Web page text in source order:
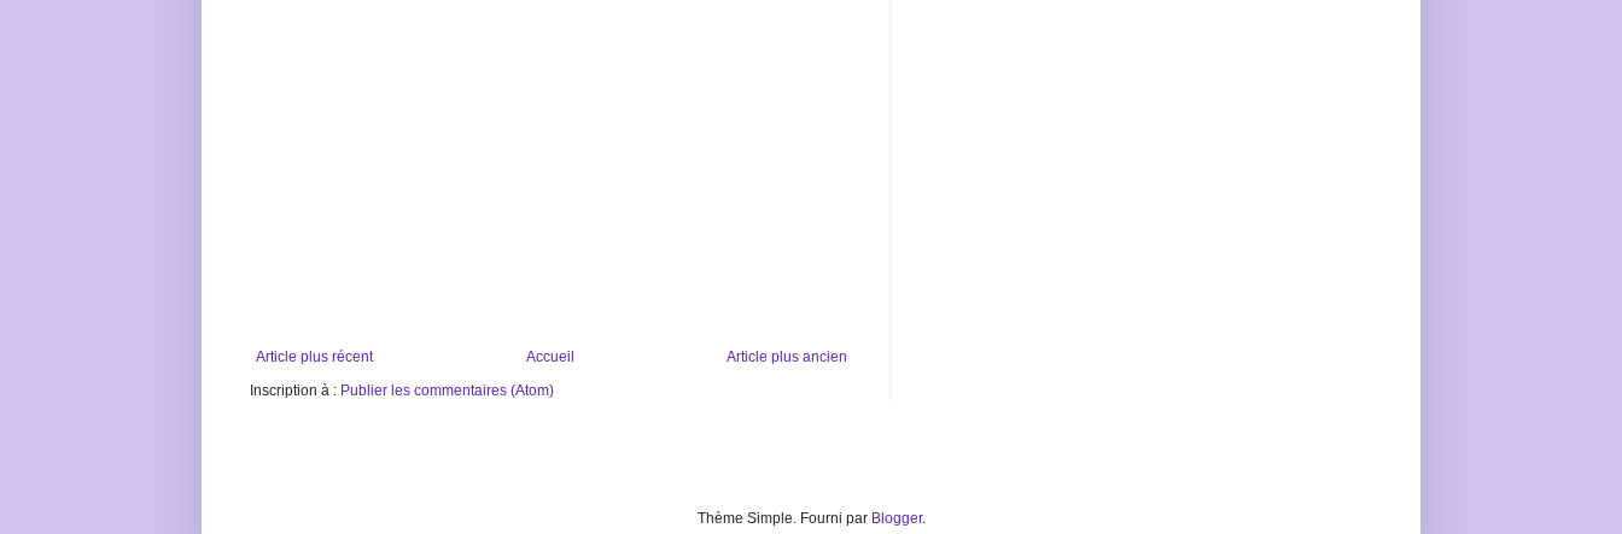
Article plus récent Article plus ancien
Accueil
Inscription à : Publier les commentaires (Atom)
Thème Simple. Fourni par Blogger.